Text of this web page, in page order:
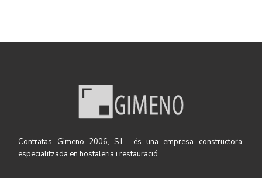
Contratas Gimeno 2006, S.L., és una empresa constructora,
especialitzada en hostaleria i restauració.